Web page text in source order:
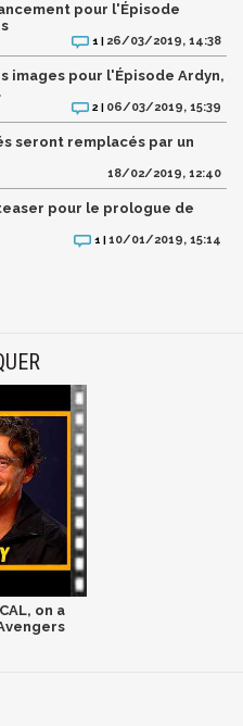
pour l'Épisode
1 | 26/03/2019, 14:38
images pour l'Épisode Ardyn,
2 | 06/03/2019, 15:39
seront remplacés par un
18/02/2019, 12:40
pour le prologue de
1 | 10/01/2019, 15:14
on a